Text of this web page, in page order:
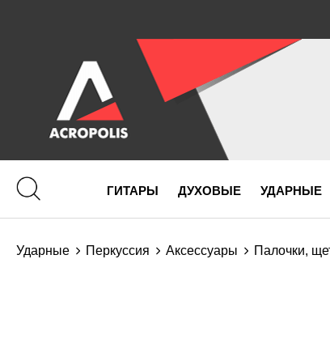
ГИТАРЫ ДУХОВЫЕ УДАРНЫЕ
Ударные Перкуссия Аксессуары Палочки,